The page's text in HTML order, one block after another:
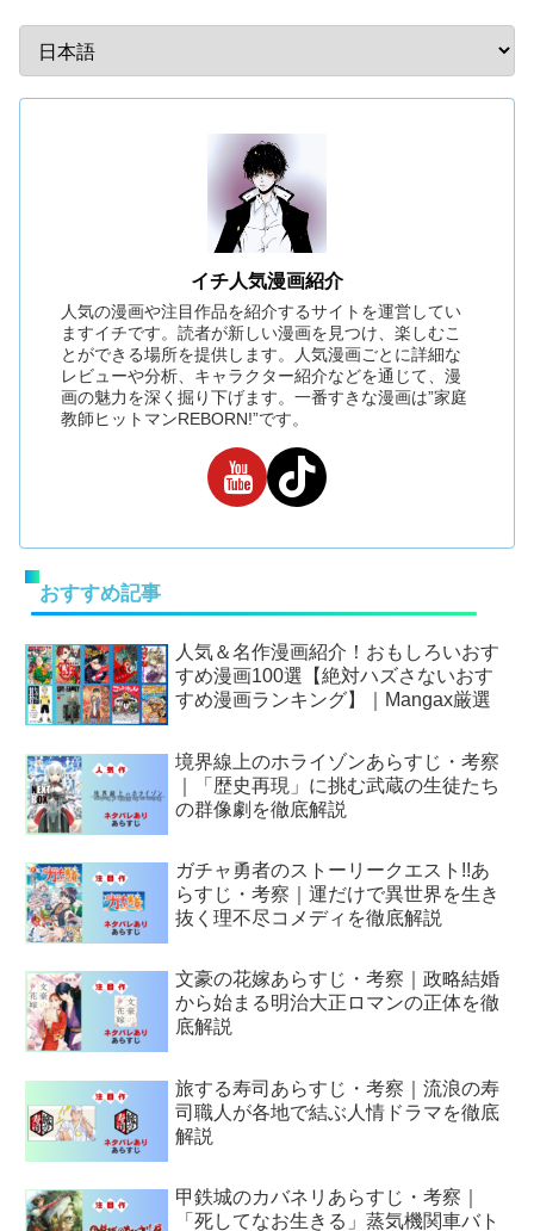
イチ人気漫画紹介
人気の漫画や注目作品を紹介するサイトを運営してい
ますイチです。読者が新しい漫画を見つけ、楽しむこ
とができる場所を提供します。人気漫画ごとに詳細な
レビューや分析、キャラクター紹介などを通じて、漫
画の魅力を深く掘り下げます。一番すきな漫画は”家庭
教師ヒットマンREBORN!”です。
おすすめ記事
人気＆名作漫画紹介！おもしろいおす
すめ漫画100選【絶対ハズさないおす
すめ漫画ランキング】｜Mangax厳選
境界線上のホライゾンあらすじ・考察
｜「歴史再現」に挑む武蔵の生徒たち
の群像劇を徹底解説
ガチャ勇者のストーリークエスト!!あ
らすじ・考察｜運だけで異世界を生き
抜く理不尽コメディを徹底解説
文豪の花嫁あらすじ・考察｜政略結婚
から始まる明治大正ロマンの正体を徹
底解説
旅する寿司あらすじ・考察｜流浪の寿
司職人が各地で結ぶ人情ドラマを徹底
解説
甲鉄城のカバネリあらすじ・考察｜
「死してなお生きる」蒸気機関車バト